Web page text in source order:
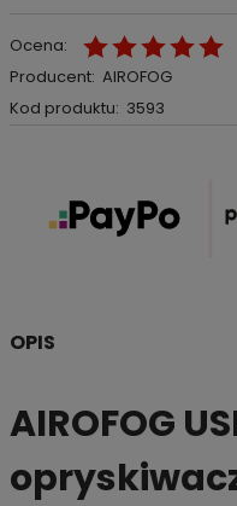
Ocena:
Producent: AIROFOG
Kod produktu: 3593
OPIS
AIROFOG